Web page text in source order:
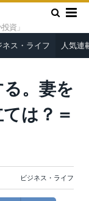
資」
ネス・ライフ 人気連
生きする。妻を老
。妻を
は？＝
ビジネス・ライフ